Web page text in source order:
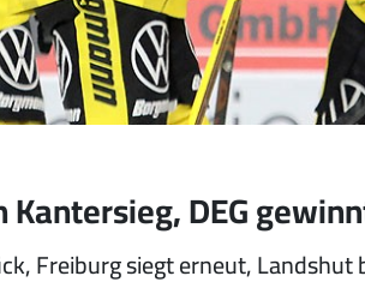
DEG
Freiburg siegt erneut,